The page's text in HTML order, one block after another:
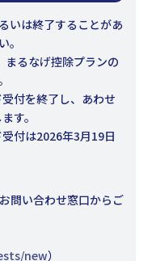
いは終了することがあ
。
まるなげ控除プランの
付を終了し、あわせ
す。
付は2026年3月19日
問い合わせ窓口からご
new）